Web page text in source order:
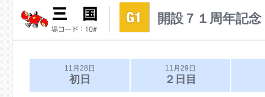
開設７１周年記
11月28日
初日
11月29日
２日目